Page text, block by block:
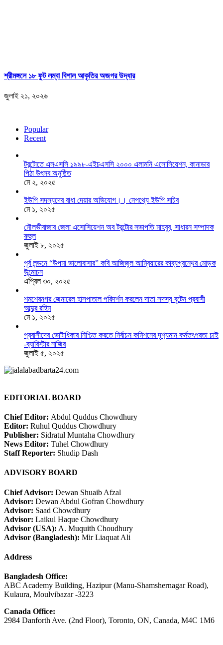
শ্রীমঙ্গলে ১৮ ফুট লম্বা বিশাল আকৃতির অজগর উদ্ধার
জুলাই ২১, ২০২৬
Popular
Recent
টরন্টোতে এসএসসি ১৯৯৮-এইচএসসি ২০০০ এলামনি এসোসিয়েশন, কানাডার
পিঠা উৎসব অনুষ্ঠিত
মে ২, ২০২৫
ইউপি সদস্যদের বাধা দেয়ার অভিযোগ।। নেপথ্যে ইউপি সচিব
মে ১, ২০২৫
মৌলভীবাজার জেলা এসোসিয়েশন অব টরন্টোর সভাপতি মাহবুব, সাধারন সম্পাদক
রুহুল
জুলাই ৮, ২০২৫
পূর্ব লন্ডনে “উপমা ভালোবাসার” কবি আজিজুল আম্বিয়ারের কাব্যগ্রন্থের মোড়ক
উন্মোচন
এপ্রিল ৩০, ২০২৫
শমশেরনগর জেনারেল হাসপাতাল পরিদর্শন করলেন দাতা সদস্য বৃটেন প্রবাসী
আব্দুর রহিম
মে ১, ২০২৫
প্রবাসীদের ভোটাধিকার নিশ্চিত করতে নির্বাচন কমিশনের দৃশ‍্যমান কর্মতৎপরতা চাই
-ব্যারিস্টার নাজির
জুলাই ৫, ২০২৫
EDITORIAL BOARD
Chief Editor: Abdul Quddus Chowdhury
Editor: Ruhul Quddus Chowdhury
Publisher: Sidratul Muntaha Chowdhury
News Editor: Tuhel Chowdhury
Staff Reporter: Shudip Dash
ADVISORY BOARD
Chief Advisor: Dewan Shuaib Afzal
Advisor: Dewan Abdul Gofran Chowdhury
Advisor: Saad Chowdhury
Advisor: Laikul Haque Chowdhury
Advisor (USA): A. Muquith Choudhury
Advisor (Bangladesh): Mir Liaquat Ali
Address
Bangladesh Office:
ABC Academy Building, Hazipur (Manu-Shamshernagar Road),
Kulaura, Moulvibazar -3223
Canada Office:
2984 Danforth Ave. (2nd Floor), Toronto, ON, Canada, M4C 1M6